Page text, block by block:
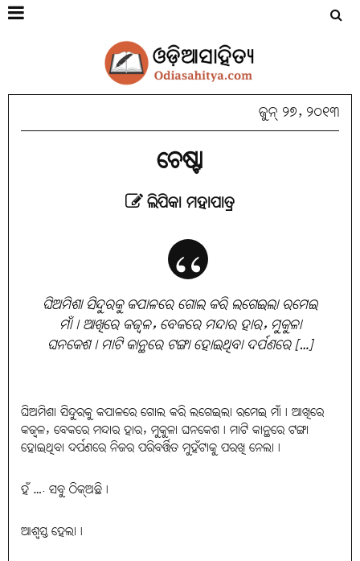
ଜୁନ୍ ୨୭, ୨୦୧୩
ଚେଷ୍ଟା
ଲିପିକା ମହାପାତ୍ର
ଘିଅମିଶା ସିନ୍ଦୁରକୁ କପାଳରେ ଗୋଲ କରି ଲଗେଇଲା ରମେଇ
ମାଁ। ଆଖିରେ କଜ୍ବଳ, ବେକରେ ମନ୍ଦାର ହାର, ମୁକୁଳା
ଘନକେଶ। ମାଟି କାନ୍ଥରେ ଟଙ୍ଗା ହୋଇଥିବା ଦର୍ପଣରେ […]
ଘିଅମିଶା ସିନ୍ଦୁରକୁ କପାଳରେ ଗୋଲ କରି ଲଗେଇଲା ରମେଇ ମାଁ। ଆଖିରେ
କଜ୍ବଳ, ବେକରେ ମନ୍ଦାର ହାର, ମୁକୁଳା ଘନକେଶ। ମାଟି କାନ୍ଥରେ ଟଙ୍ଗା
ହୋଇଥିବା ଦର୍ପଣରେ ନିଜର ପରିବର୍ତ୍ତିତ ମୁହଁଟାକୁ ପରଖି ନେଲା।
ହଁ …. ସବୁ ଠିକ୍‌ଅଛି।
ଆଶ୍ବସ୍ତ ହେଲା।